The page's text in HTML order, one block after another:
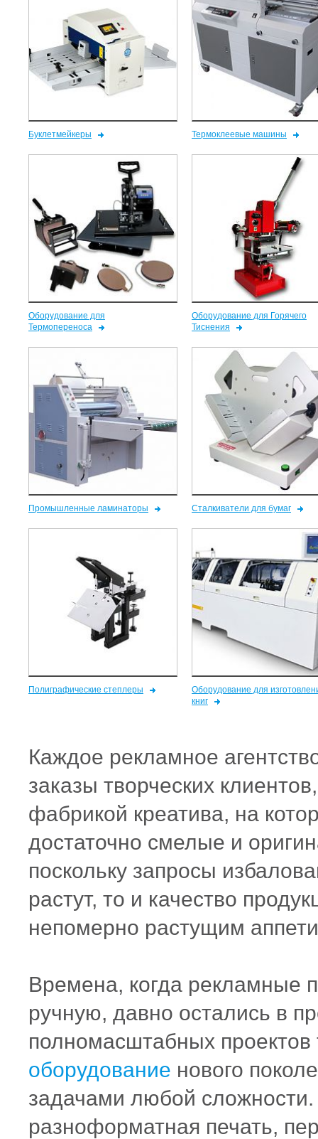
Буклетмейкеры Термоклеевые машины
Оборудование для
Термопереноса
Оборудование для Горячего
Тиснения
Промышленные ламинаторы Сталкиватели для бумаг
Полиграфические степлеры
Оборудование для
книг
Каждое рекламное
заказы творческих
фабрикой креатива, на
достаточно смелые и
поскольку запросы
растут, то и качество
непомерно растущим
Времена, когда рекламные
ручную, давно остались в
полномасштабных проектов
оборудование нового
задачами любой
разноформатная печать,